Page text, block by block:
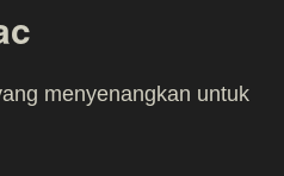
menyenangkan untuk